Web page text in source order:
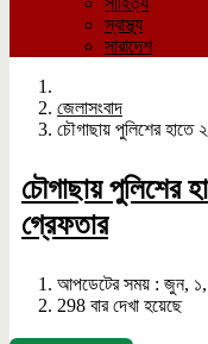
স্বাস্থ্য
সারাদেশ
জেলাসংবাদ
চৌগাছায় পুলিশের
চৌগাছায় পুলিশের
গ্রেফতার
আপডেটের সময় : জুন,
298 বার দেখা হয়েছে